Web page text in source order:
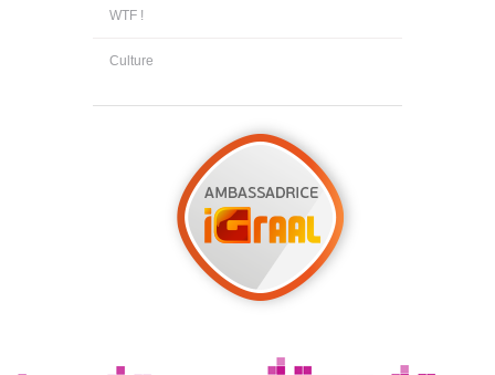
WTF !
Culture